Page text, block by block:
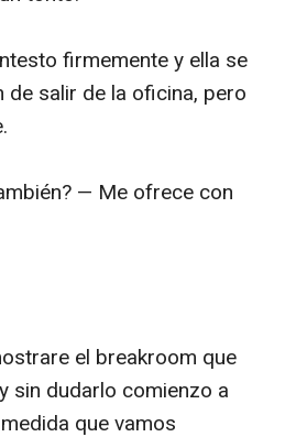
firmemente y ella se
de salir de la oficina, pero
— Me ofrece con
el breakroom que
sin dudarlo comienzo a
que vamos